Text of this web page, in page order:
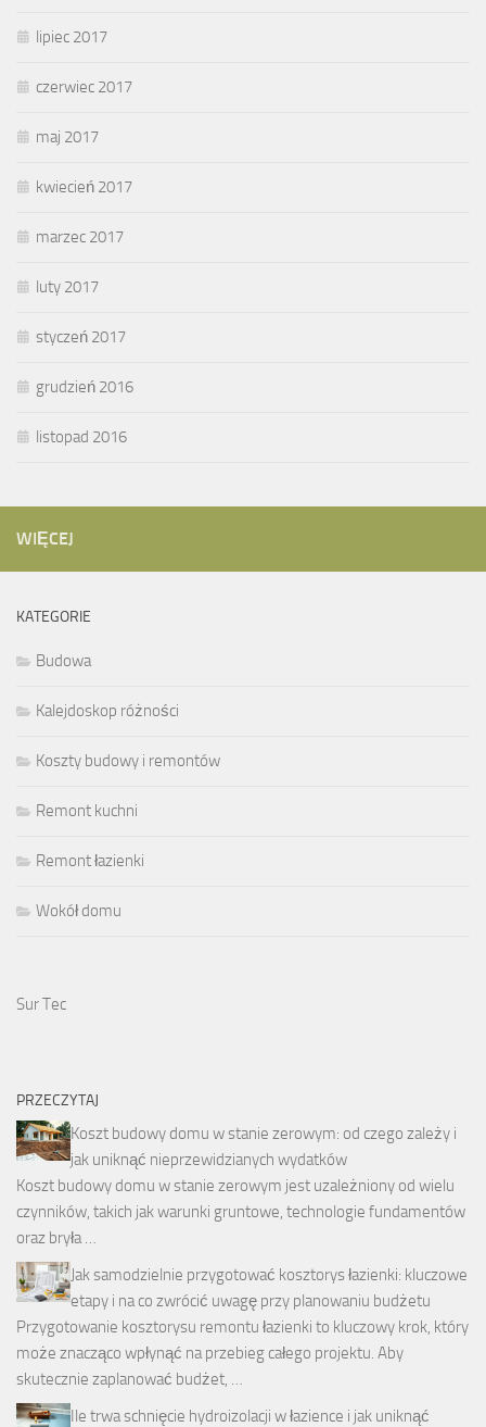
lipiec 2017
czerwiec 2017
maj 2017
kwiecień 2017
marzec 2017
luty 2017
styczeń 2017
grudzień 2016
listopad 2016
WIĘCEJ
KATEGORIE
Budowa
Kalejdoskop różności
Koszty budowy i remontów
Remont kuchni
Remont łazienki
Wokół domu
Sur Tec
PRZECZYTAJ
Koszt budowy domu w stanie zerowym: od czego zależy i
jak uniknąć nieprzewidzianych wydatków
Koszt budowy domu w stanie zerowym jest uzależniony od wielu
czynników, takich jak warunki gruntowe, technologie fundamentów
oraz bryła …
Jak samodzielnie przygotować kosztorys łazienki: kluczowe
etapy i na co zwrócić uwagę przy planowaniu budżetu
Przygotowanie kosztorysu remontu łazienki to kluczowy krok, który
może znacząco wpłynąć na przebieg całego projektu. Aby
skutecznie zaplanować budżet, …
Ile trwa schnięcie hydroizolacji w łazience i jak uniknąć